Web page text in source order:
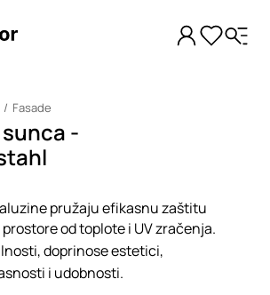
Fasade
-
pružaju efikasnu zaštitu
od toplote i UV zračenja.
doprinose estetici,
i udobnosti.